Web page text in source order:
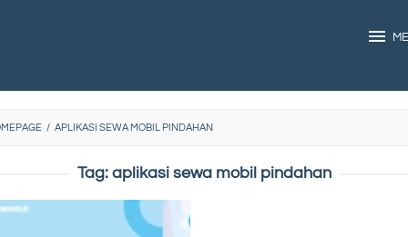
/ APLIKASI SEWA MOBIL PINDAHAN
Tag: aplikasi sewa mobil pindahan